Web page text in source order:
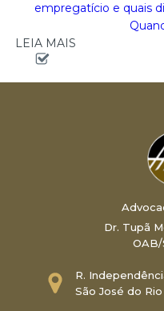
empregatício e quais
LEIA MAIS
Dr. Tupã
R.
São José do